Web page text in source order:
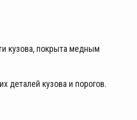
кузова, покрыта медным
деталей кузова и порогов.